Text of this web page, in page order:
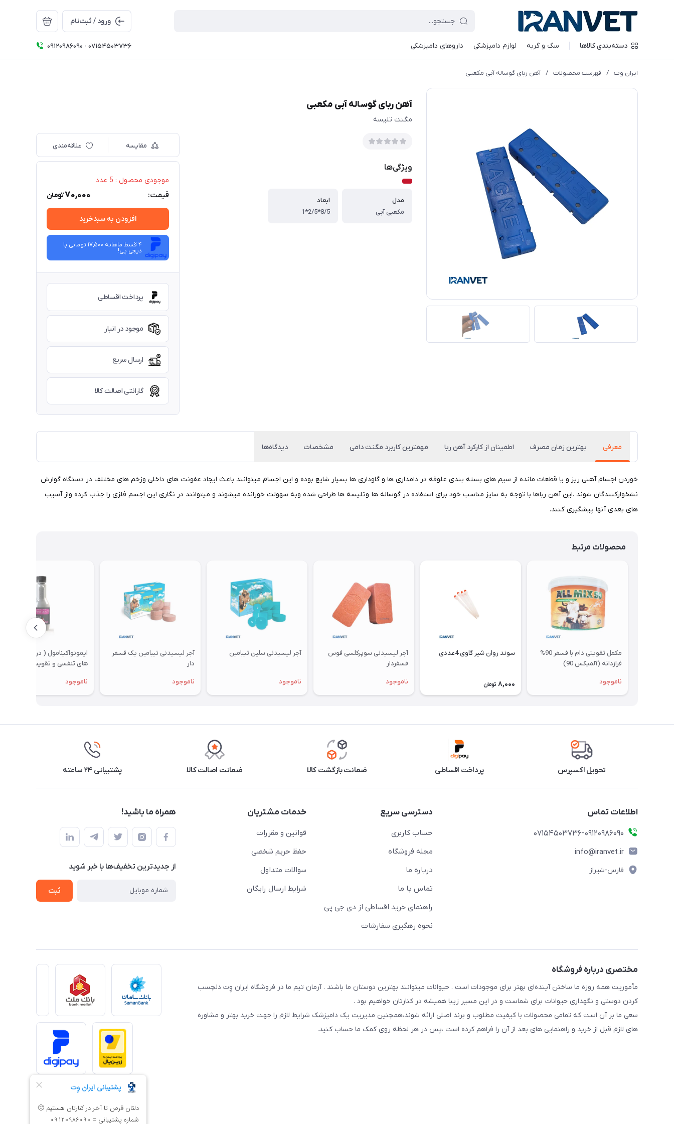
ورود / ثبت‌نام
دسته‌بندی کالاها سگ و گربه لوازم دامپزشکی داروهای دامپزشکی 09120986090 - 07154503736
ایران وِت / فهرست محصولات / آهن ربای گوساله آبی مکعبی
آهن ربای گوساله آبی مکعبی
مگنت تلیسه
ویژگی‌ها
مدل
مکعبی آبی
ابعاد
8/5*2/5*1
مقایسه علاقه‌مندی
موجودی محصول : 5 عدد
قیمت: 70,000تومان
افزودن به سبدخرید
4 قسط ماهانه 17,500 تومانی با
دیجی ‌پی!
پرداخت اقساطی
موجود در انبار
ارسال سریع
گارانتی اصالت کالا
معرفی بهترین زمان مصرف اطمینان از کارکرد آهن ربا مهمترین کاربرد مگنت دامی مشخصات دیدگاه‌ها
خوردن اجسام آهنی ریز و یا قطعات مانده از سیم های بسته بندی علوفه در دامداری ها و گاوداری ها بسیار شایع بوده و این اجسام میتوانند باعث ایجاد عفونت های داخلی وزخم های مختلف در دستگاه گوارش
نشخوارکنندگان شوند .این آهن رباها با توجه به سایز مناسب خود برای استفاده در گوساله ها وتلیسه ها طراحی شده وبه سهولت خورانده میشوند و میتوانند در نگاری این اجسم فلزی را جذب کرده واز آسیب
های بعدی آنها پیشگیری کنند.
محصولات مرتبط
مکمل تقویتی دام با فسفر 90%
فرازدانه (آلمیکس 90)
ناموجود
سوند روان شیر گاوی 4عددی
8,000 تومان
آجر لیسیدنی سوپرکلسی فوس
فسفردار
ناموجود
آجر لیسیدنی سلین تیبامین
ناموجود
آجر لیسیدنی تیبامین یک فسفر
دار
ناموجود
ایمونواکینامول ( درمان بیماری
های تنفسی و تقویت سیستم
ناموجود
تحویل اکسپرس پرداخت اقساطی ضمانت بازگشت کالا ضمانت اصالت کالا پشتیبانی ۲۴ ساعته
اطلاعات تماس
07154503736-09120986090
info@iranvet.ir
فارس-شیراز
دسترسی سریع
حساب کاربری
مجله فروشگاه
درباره ما
تماس با ما
راهنمای خرید اقساطی از دی جی پی
نحوه رهگیری سفارشات
خدمات مشتریان
قوانین و مقررات
حفظ حریم شخصی
سوالات متداول
شرایط ارسال رایگان
همراه ما باشید!
از جدید‌ترین تخفیف‌ها با‌ خبر شوید
ثبت
مختصری درباره فروشگاه
مأموریت همه روزه ما ساختن آینده‌ای بهتر برای موجودات است . حیوانات میتوانند بهترین دوستان ما باشند . آرمان تیم ما در فروشگاه ایران وِت دلچسب
کردن دوستی و نگهداری حیوانات برای شماست و در این مسیر زیبا همیشه در کنارتان خواهیم بود .
سعی ما بر آن است که تمامی محصولات با کیفیت مطلوب و برند اصلی ارائه شوند،همچنین مدیریت یک دامپزشک شرایط لازم را جهت خرید بهتر و مشاوره
های لازم قبل از خرید و راهنمایی های بعد از آن را فراهم کرده است ،پس در هر لحظه روی کمک ما حساب کنید.